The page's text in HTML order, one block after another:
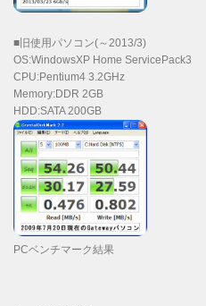
■旧使用パソコン(～2013/3)
OS:WindowsXP Home ServicePack3
CPU:Pentium4 3.2GHz
Memory:DDR 2GB
HDD:SATA 200GB
PCベンチマーク結果